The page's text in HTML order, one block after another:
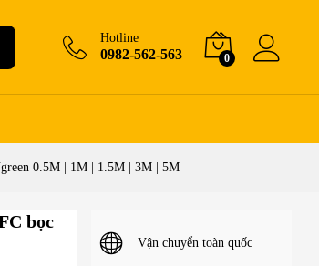
Hotline
0982-562-563 0
0.5M | 1M | 1.5M | 3M | 5M
bọc
Vận chuyển toàn quốc